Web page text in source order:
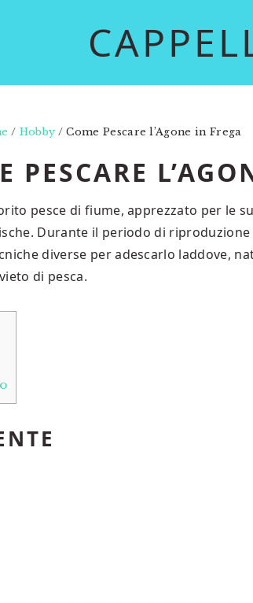
/ Hobby / Come Pescare l’Agone in Frega
PESCARE
pesce di fiume, apprezzato per le
Durante il periodo di
diverse per adescarlo laddove,
di pesca.